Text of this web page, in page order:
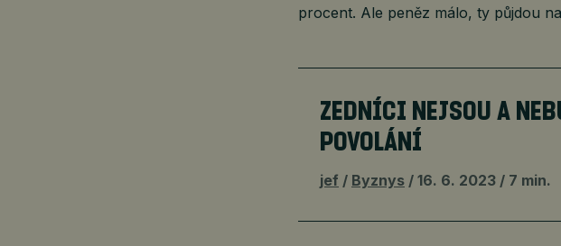
procent. Ale peněz málo, ty půjdou
ZEDNÍCI NEJSOU A
POVOLÁNÍ
jef Byznys 16. 6. 2023 7 min.